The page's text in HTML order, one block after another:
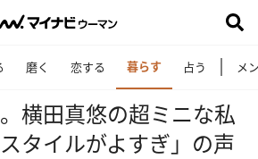
磨く 恋する 暮らす 占う メ
横田真悠の超ミニな私
タイルがよすぎ」の声